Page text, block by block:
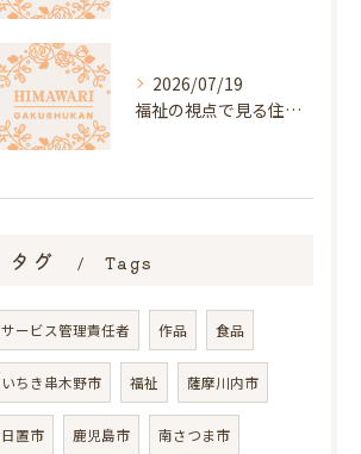
2026/07/19
福祉の視点で見る住居選びと鹿児島県いちき串木野市日置市の補助金・入居条件ガイド
タグ Tags
サービス管理責任者 作品 食品
いちき串木野市 福祉 薩摩川内市
日置市 鹿児島市 南さつま市